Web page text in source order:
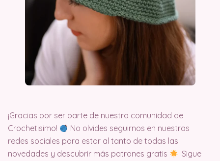
¡Gracias por ser parte de nuestra comunidad de
Crochetisimo!
No olvides seguirnos en nuestras
redes sociales para estar al tanto de todas las
novedades y descubrir más patrones gratis
. Sigue